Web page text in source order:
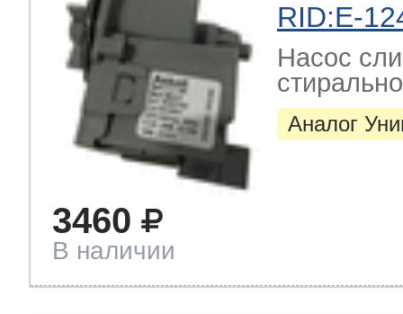
RID:E-
Насос
Аналог
3460
В наличии